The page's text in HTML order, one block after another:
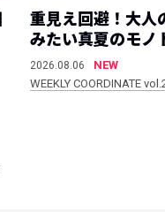
重見え回避！大人
みたい真夏のモノ
2026.08.06
NEW
WEEKLY COORDINATE